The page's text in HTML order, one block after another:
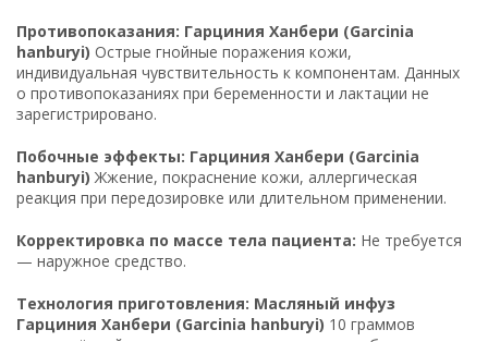
Противопоказания: Гарциния Ханбери (Garcinia
hanburyi) Острые гнойные поражения кожи,
индивидуальная чувствительность к компонентам. Данных
о противопоказаниях при беременности и лактации не
зарегистрировано.
Побочные эффекты: Гарциния Ханбери (Garcinia
hanburyi) Жжение, покраснение кожи, аллергическая
реакция при передозировке или длительном применении.
Корректировка по массе тела пациента: Не требуется
— наружное средство.
Технология приготовления: Масляный инфуз
Гарциния Ханбери (Garcinia hanburyi) 10 граммов